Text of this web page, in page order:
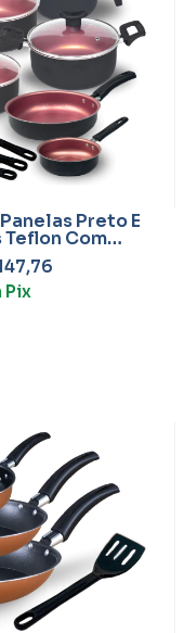
Preto E
Teflon Com
Pix